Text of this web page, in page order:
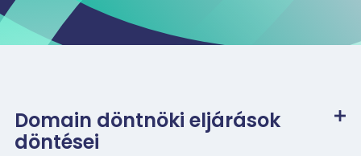
Domain döntnöki eljárások
döntései